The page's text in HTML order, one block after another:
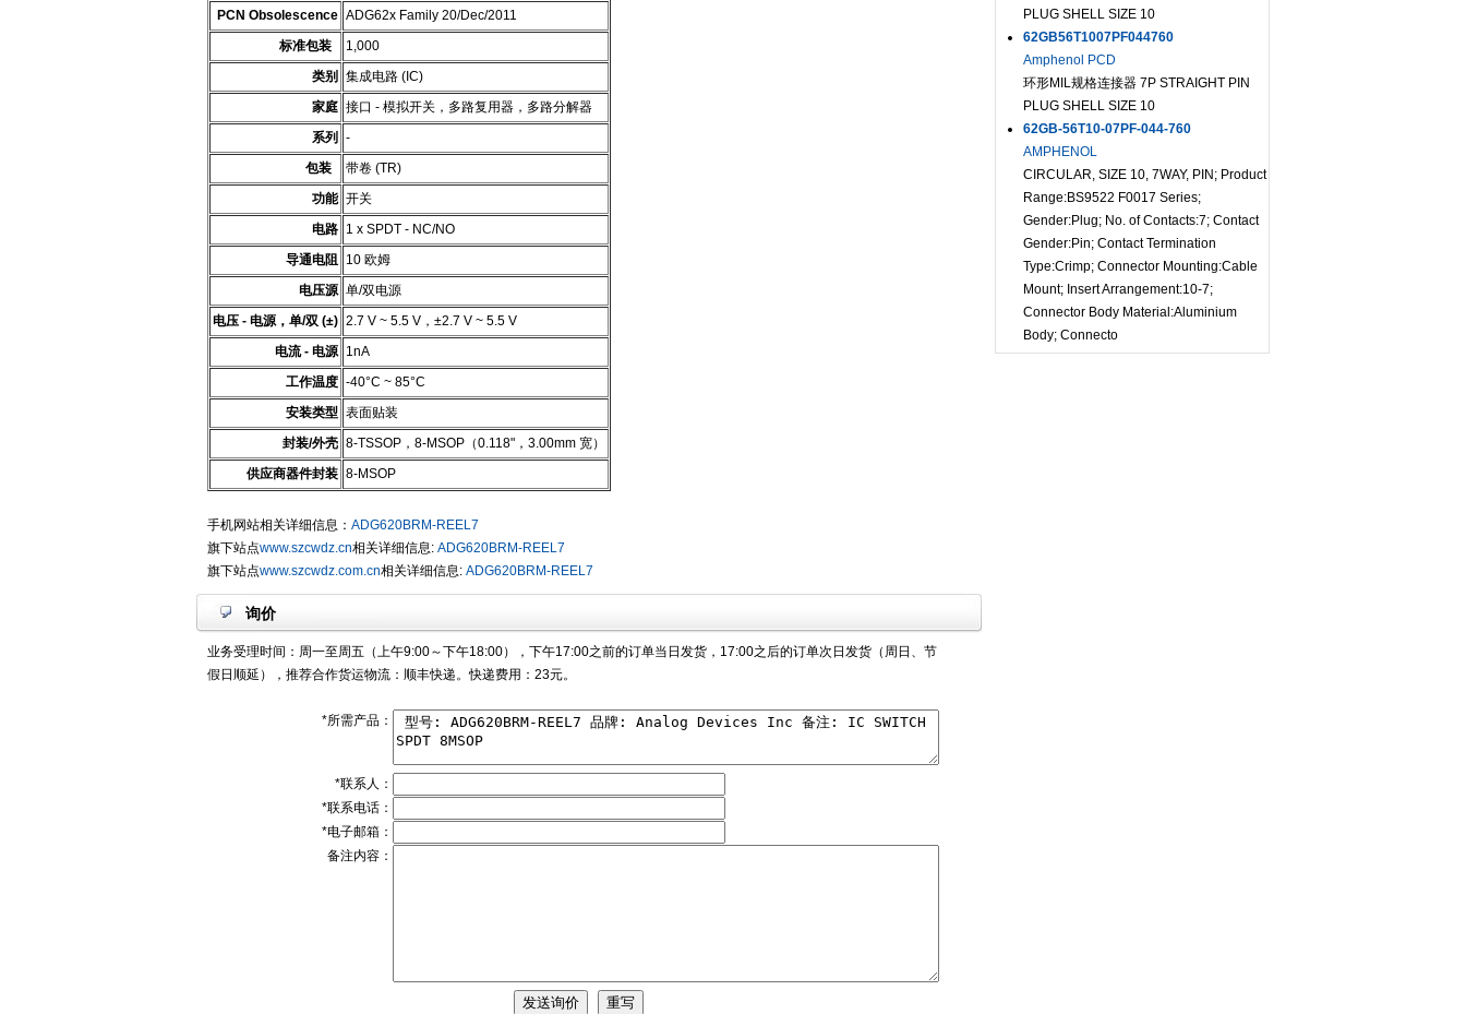
PCN Obsolescence ADG62x Family 20/Dec/2011
标准包装
1,000
类别
集成电路 (IC)
家庭 接口 - 模拟开关，多路复用器，多路分解器
系列
-
包装
带卷 (TR)
功能 开关
电路 1 x SPDT - NC/NO
导通电阻 10 欧姆
电压源 单/双电源
电压 - 电源，单/双 (±) 2.7 V ~ 5.5 V，±2.7 V ~ 5.5 V
电流 - 电源 1nA
工作温度 -40°C ~ 85°C
安装类型 表面贴装
封装/外壳 8-TSSOP，8-MSOP（0.118"，3.00mm 宽）
供应商器件封装 8-MSOP
手机网站相关详细信息： ADG620BRM-REEL7
旗下站点www.szcwdz.cn相关详细信息: ADG620BRM-REEL7
旗下站点www.szcwdz.com.cn相关详细信息: ADG620BRM-REEL7
询价
业务受理时间：周一至周五（上午9:00～下午18:00），下午17:00之前的订单当日发货，17:00之后的订单次日发货（周日、节
假日顺延），推荐合作货运物流：顺丰快递。快递费用：23元。
*所需产品：
*联系人：
*联系电话：
*电子邮箱：
备注内容：
PLUG SHELL SIZE 10
62GB56T1007PF044760
Amphenol PCD
环形MIL规格连接器 7P STRAIGHT PIN
PLUG SHELL SIZE 10
62GB-56T10-07PF-044-760
AMPHENOL
CIRCULAR, SIZE 10, 7WAY, PIN; Product
Range:BS9522 F0017 Series;
Gender:Plug; No. of Contacts:7; Contact
Gender:Pin; Contact Termination
Type:Crimp; Connector Mounting:Cable
Mount; Insert Arrangement:10-7;
Connector Body Material:Aluminium
Body; Connecto